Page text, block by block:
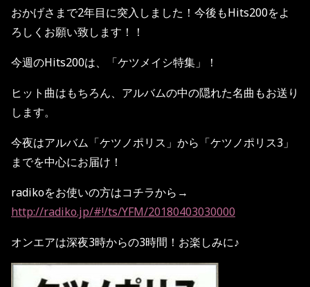
おかげさまで2年目に突入しました！今後もHits200をよ
ろしくお願い致します！！
今週のHits200は、「ケツメイシ特集」！
ヒット曲はもちろん、アルバムの中の隠れた名曲もお送り
します。
今夜はアルバム「ケツノポリス」から「ケツノポリス3 」
までを中心にお届け！
radikoをお使いの方はコチラから →
http://radiko.jp/#!/ts/YFM/20180403030000
オンエアは深夜3時からの3時間！お楽しみに♪